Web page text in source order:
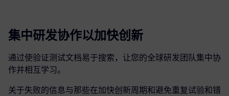
集中研发协作以加快创新
通过使验证测试文档易于搜索，让您的全球研发团队集中协
作并相互学习。
关于失败的信息与那些在加快创新周期和避免重复试验和错